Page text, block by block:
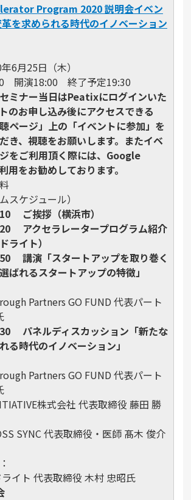
Program 2020 説明会イベン
を求められる時代のイノベーション
6月25日（木）
開演18:00 終了予定19:30
セミナー当日はPeatixにログインいた
のお申し込み後にアクセスできる
聴ページ」上の「イベントに参加」を
き、視聴をお願いします。またイベ
をご利用頂く際には、Google
用をお勧めしております。
スケジュール）
ご挨拶（横浜市）
アクセラレータープログラム紹介
ライト）
講演「スタートアップを取り巻く
ばれるスタートアップの特徴」
Partners GO FUND 代表パート
パネルディスカッション「新たな
る時代のイノベーション」
Partners GO FUND 代表パート
株式会社 代表取締役 藤田 勝
SYNC 代表取締役・医師 髙木 俊介
イト 代表取締役 木村 忠昭氏